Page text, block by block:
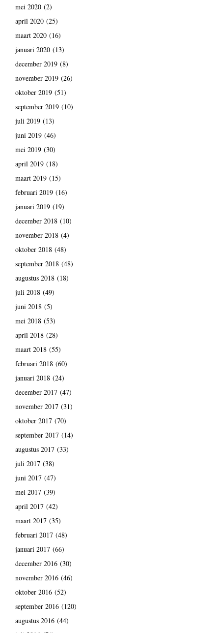
mei 2020(2)
april 2020(25)
maart 2020(16)
januari 2020(13)
december 2019(8)
november 2019(26)
oktober 2019(51)
september 2019(10)
juli 2019(13)
juni 2019(46)
mei 2019(30)
april 2019(18)
maart 2019(15)
februari 2019(16)
januari 2019(19)
december 2018(10)
november 2018(4)
oktober 2018(48)
september 2018(48)
augustus 2018(18)
juli 2018(49)
juni 2018(5)
mei 2018(53)
april 2018(28)
maart 2018(55)
februari 2018(60)
januari 2018(24)
december 2017(47)
november 2017(31)
oktober 2017(70)
september 2017(14)
augustus 2017(33)
juli 2017(38)
juni 2017(47)
mei 2017(39)
april 2017(42)
maart 2017(35)
februari 2017(48)
januari 2017(66)
december 2016(30)
november 2016(46)
oktober 2016(52)
september 2016(120)
augustus 2016(44)